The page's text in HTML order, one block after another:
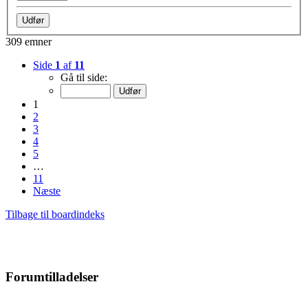
309 emner
Side 1 af 11
Gå til side:
1
2
3
4
5
…
11
Næste
Tilbage til boardindeks
Forumtilladelser